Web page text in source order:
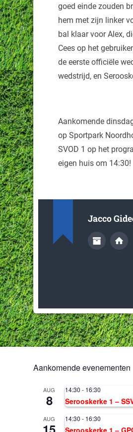
goed einde zouden
hem met zijn linker
bal klaar voor Alex,
Cees op het
de eerste officiële
wedstrijd, en
Aankomende
op Sportpark
SVOD 1 op het
eigen huis om 14:30!
Jacco
Aankomende evenementen
AUG
8
14:30 - 16:30
Serooskerke 1 –
AUG 14:30 - 16:30
Serooskerke 1 –